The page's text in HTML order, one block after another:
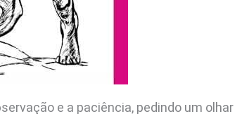
e a paciência, pedindo um olhar